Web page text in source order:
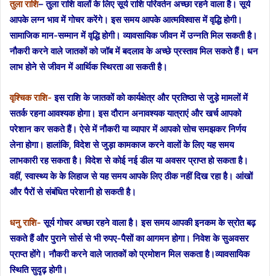
तुला राशि– तुला राशि वालों के लिए सूर्य राशि परिवर्तन अच्छा रहने वाला है। सूर्य
आपके लग्न भाव में गोचर करेंगे। इस समय आपके आत्मविश्वास में वृद्धि होगी।
सामाजिक मान-सम्मान में वृद्धि होगी। व्यावसायिक जीवन में उन्नति मिल सकती है।
नौकरी करने वाले जातकों को जॉब में बदलाव के अच्छे प्रस्ताव मिल सकते हैं। धन
लाभ होने से जीवन में आर्थिक स्थिरता आ सकती है।
वृश्चिक राशि- इस राशि के जातकों को कार्यक्षेत्र और प्रतिष्ठा से जुड़े मामलों में
सतर्क रहना आवश्यक होगा। इस दौरान अनावश्यक यात्राएं और खर्च आपको
परेशान कर सकते हैं। ऐसे में नौकरी या व्यापार में आपको सोच समझकर निर्णय
लेना होगा। हालांकि, विदेश से जुड़ा कामकाज करने वालों के लिए यह समय
लाभकारी रह सकता है। विदेश से कोई नई डील या अवसर प्राप्त हो सकता है।
वहीं, स्वास्थ्य के के लिहाज से यह समय आपके लिए ठीक नहीं दिख रहा है। आंखों
और पैरों से संबंधित परेशानी हो सकती है।
धनु राशि- सूर्य गोचर अच्छा रहने वाला है। इस समय आपकी इनकम के स्रोत बढ़
सकते हैं और पुराने सोर्स से भी रुपए-पैसों का आगमन होगा। निवेश के सुअवसर
प्राप्त होंगे। नौकरी करने वाले जातकों को प्रमोशन मिल सकता है।व्यावसायिक
स्थिति सुदृढ़ होगी।